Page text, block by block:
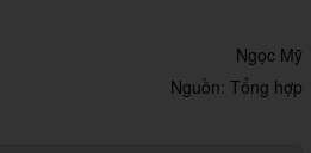
Ngọc Mỹ
Nguồn: Tổng hợp